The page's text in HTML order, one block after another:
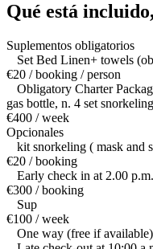
Qué está incluido,
Suplementos obligatorios
Set Bed Linen+ towels
€20 / booking / person
Obligatory Charter
gas bottle, n. 4 set
€400 / week
Opcionales
kit snorkeling ( mask and
€20 / booking
Early check in at 2.00 p.m.
€300 / booking
Sup
€100 / week
One way (free if available)